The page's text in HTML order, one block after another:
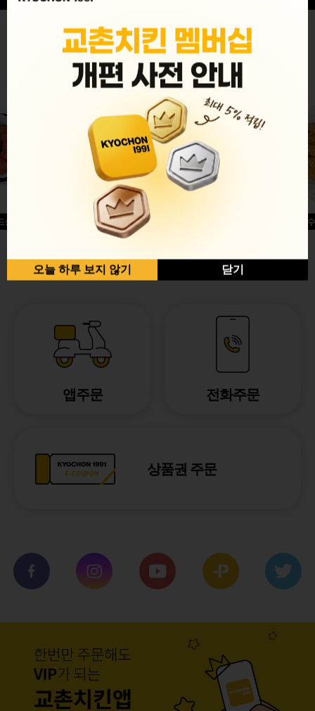
MENU
글윙
반반순살[레드+허니]
허니옥
앱주문 전화주문
상품권 주문
오늘 하루 보지 않기 닫기